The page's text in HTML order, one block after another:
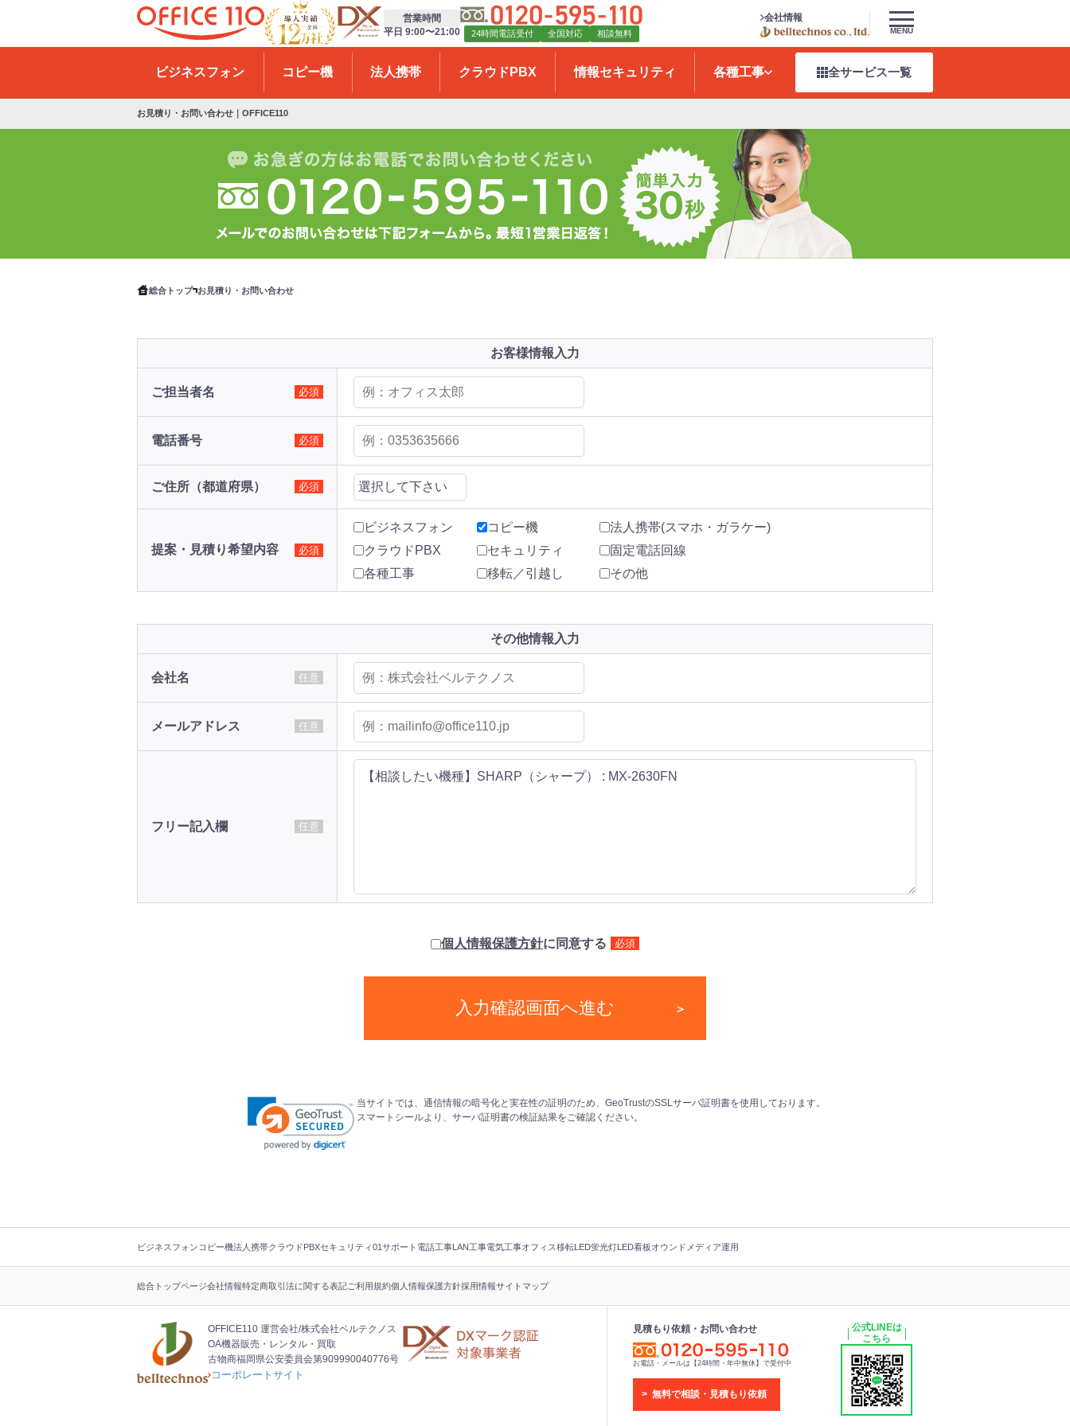
H
e
営業時間
平日 9:00〜21:00
24時間電話受付 全国対応 相談無料
会社情報
MENU
ビジネスフォン コピー機 法人携帯 クラウドPBX 情報セキュリティ 各種工事 全サービス一覧
お見積り・お問い合わせ｜OFFICE110
総合トップ お見積り・お問い合わせ
お客様情報入力
ご担当者名 必須
電話番号 必須
ご住所（都道府県） 必須
提案・見積り希望内容 必須
ビジネスフォン コピー機
法人携帯(スマホ・ガラケー)
クラウドPBX
セキュリティ
固定電話回線
各種工事
移転／引越し その他
その他情報入力
会社名 任意
メールアドレス 任意
フリー記入欄 任意
個人情報保護方針に同意する 必須
当サイトでは、通信情報の暗号化と実在性の証明のため、GeoTrustのSSLサーバ証明書を使用しております。
スマートシールより、サーバ証明書の検証結果をご確認ください。
タ
ナ
ビジネスフォン コピー機法人携帯クラウドPBXセキュリティ01サポート 電話工事LAN工事電気工事オフィス移転LED蛍光灯LED看板オウンドメディア運用
総合トップページ会社情報特定商取引法に関する表記ご利用規約個人情報保護方針採用情報サイトマップ
OFFICE110 運営会社 株式会社ベルテクノス
OA機器販売・レンタル・買取
古物商福岡県公安委員会第909990040776号
コーポレートサイト
見積もり依頼・お問い合わせ
お電話・メールは【24時間・年中無休】で受付中
無料で相談・見積もり依頼
公式LINEは
こちら